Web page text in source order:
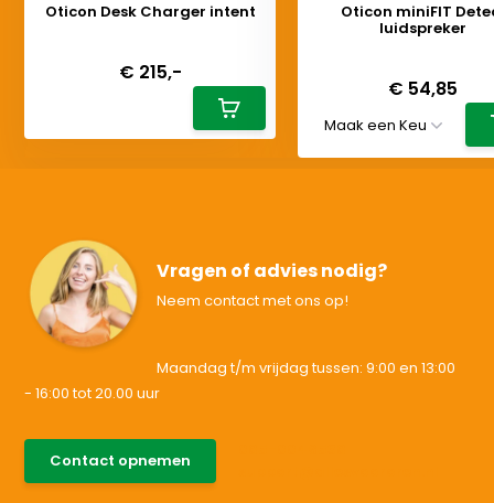
Oticon Desk Charger intent
€ 215,-
Oticon miniFIT
luidspreker
€ 54,85
Vragen of advies nodig?
Neem contact met ons op!
Maandag t/m vrijdag tussen: 9:00 en 13:00
- 16:00 tot 20.00 uur
Contact opnemen